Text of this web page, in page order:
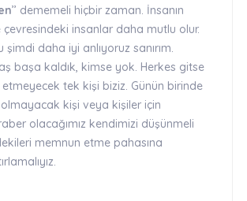
’’ dememeli hiçbir zaman. İnsanın
çevresindeki insanlar daha mutlu olur.
şimdi daha iyi anlıyoruz sanırım.
başa kaldık, kimse yok. Herkes gitse
tek kişi biziz. Günün birinde
olmayacak kişi veya kişiler için
olacağımız kendimizi düşünmeli
memnun etme pahasına